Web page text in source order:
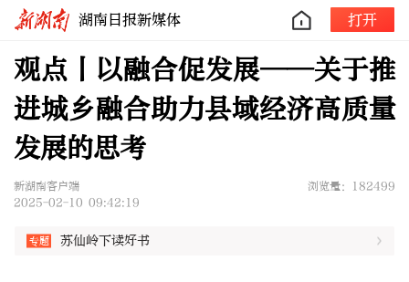
湖南日报新媒体 打开
观点丨以融合促发展——关于推
进城乡融合助力县域经济高质量
发展的思考
新湖南客户端
浏览量：182499
2025-02-10 09:42:19
苏仙岭下读好书